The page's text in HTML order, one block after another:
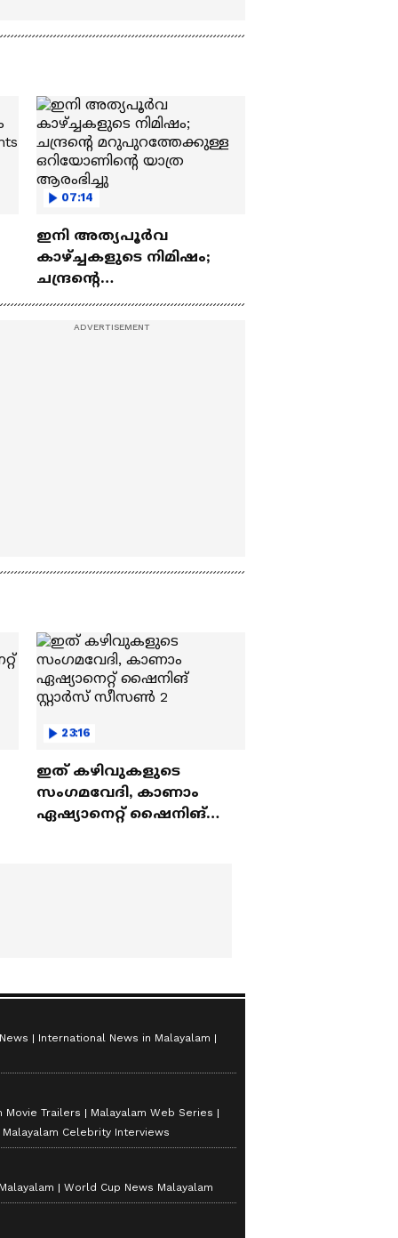
07:14
ഇനി അത്യപൂര്‍വ
കാഴ്ച്ചകളുടെ നിമിഷം;
ചന്ദ്രന്റെ
23:16
ഇത് കഴിവുകളുടെ
സംഗമവേദി, കാണാം
ഏഷ്യാനെറ്റ് ഷൈനിങ്
International News in Malayalam
Movie Trailers
Malayalam Web Series
Malayalam Celebrity Interviews
World Cup News Malayalam